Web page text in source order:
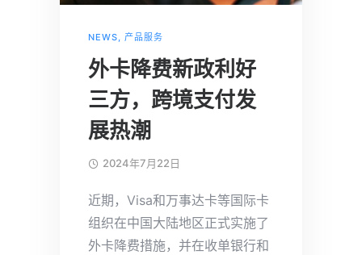
NEWS, 产品服务
外卡降费新政利好
三方，跨境支付发
展热潮
2024年7月22日
近期，Visa和万事达卡等国际卡
组织在中国大陆地区正式实施了
外卡降费措施，并在收单银行和